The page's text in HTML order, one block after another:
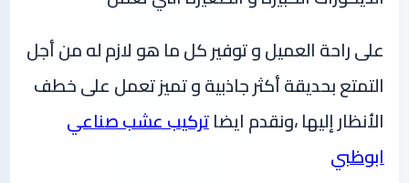
على راحة العميل و توفير كل ما هو لازم له من أجل
التمتع بحديقة أكثر جاذبية و تميز تعمل على خطف
الأنظار إليها ،ونقدم ايضاتركيب عشب صناعي
ابوظبي